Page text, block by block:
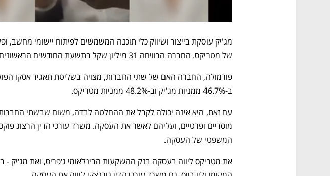
של מטריקס. החברה הרוויחה 31 מיליון שקל בתשעת החודשים הראשונים של 2024.
ב-46.7% ממניות מג'יק וב-48.2% ממניות מטריקס.
המשפטי של העסקה.